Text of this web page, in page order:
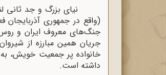
نیاى بزرگ و جد ثانى
(واقع در جمهوری آذربایجان
جنگ‌هاى معروف ایران و
جریان همین مبارزه از
خانواده پر جمعیت خویش، به
داشته است.